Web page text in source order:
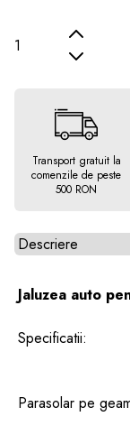
Transport gratuit la
comenzile de peste
500 RON
Alegeti tab
Jaluzea auto
Specificatii:
Parasolar pe